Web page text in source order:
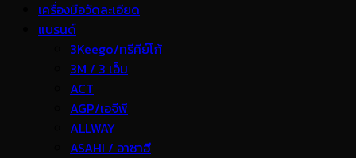
เครื่องมือวัดละเอียด
แบรนด์
3Keego/ทรีคีย์โก้
3M / 3 เอ็ม
ACT
AGP/เอจีพี
ALLWAY
ASAHI / อาซาฮี